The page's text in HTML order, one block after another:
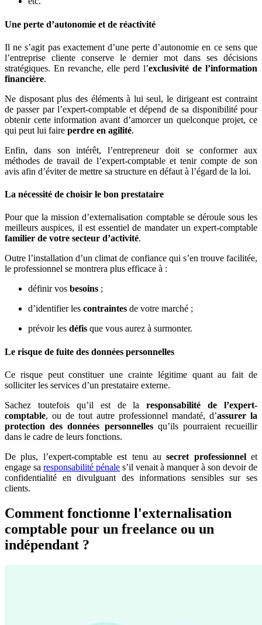
Une perte d’autonomie et de réactivité
Il ne s’agit pas exactement d’une perte d’autonomie en ce sens que
l’entreprise cliente conserve le dernier mot dans ses décisions
stratégiques. En revanche, elle perd l’exclusivité de l’information
financière.
Ne disposant plus des éléments à lui seul, le dirigeant est contraint
de passer par l’expert-comptable et dépend de sa disponibilité pour
obtenir cette information avant d’amorcer un quelconque projet, ce
qui peut lui faire perdre en agilité.
Enfin, dans son intérêt, l’entrepreneur doit se conformer aux
méthodes de travail de l’expert-comptable et tenir compte de son
avis afin d’éviter de mettre sa structure en défaut à l’égard de la loi.
La nécessité de choisir le bon prestataire
Pour que la mission d’externalisation comptable se déroule sous les
meilleurs auspices, il est essentiel de mandater un expert-comptable
familier de votre secteur d’activité.
Outre l’installation d’un climat de confiance qui s’en trouve facilitée,
le professionnel se montrera plus efficace à :
définir vos besoins ;
d’identifier les contraintes de votre marché ;
prévoir les défis que vous aurez à surmonter.
Le risque de fuite des données personnelles
Ce risque peut constituer une crainte légitime quant au fait de
solliciter les services d’un prestataire externe.
Sachez toutefois qu’il est de laresponsabilité de l’expert-
comptable, ou de tout autre professionnel mandaté, d’assurer la
protection des données personnellesqu’ils pourraient recueillir
dans le cadre de leurs fonctions.
De plus, l’expert-comptable est tenu ausecret professionnelet
engage sa responsabilité pénale s’il venait à manquer à son devoir de
confidentialité en divulguant des informations sensibles sur ses
clients.
Comment fonctionne l'externalisation
comptable pour un freelance ou un
indépendant ?